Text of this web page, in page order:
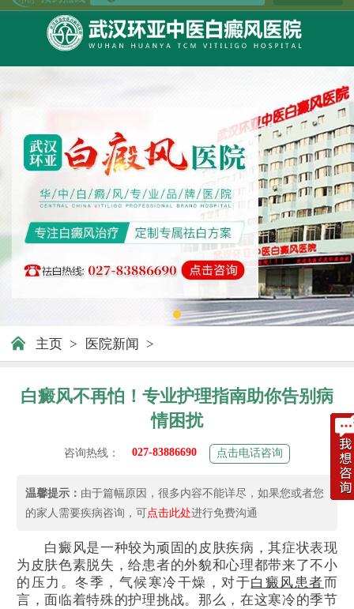
主页 > 医院新闻 >
白癜风不再怕！专业护理指南助你告别病
情困扰
咨询热线： 027-83886690 点击电话咨询
温馨提示： 由于篇幅原因，很多内容不能详尽，如果您或者您
的家人需要疾病咨询，可点击此处进行免费沟通
白癜风是一种较为顽固的皮肤疾病，其症状表现
为皮肤色素脱失，给患者的外貌和心理都带来了不小
的压力。冬季，气候寒冷干燥，对于白癜风患者而
言，面临着特殊的护理挑战。那么，在这寒冷的季节